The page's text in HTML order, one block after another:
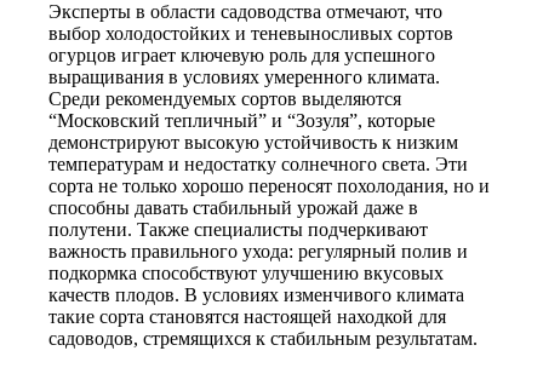
Эксперты в области садоводства отмечают, что
выбор холодостойких и теневыносливых сортов
огурцов играет ключевую роль для успешного
выращивания в условиях умеренного климата.
Среди рекомендуемых сортов выделяются
“Московский тепличный” и “Зозуля”, которые
демонстрируют высокую устойчивость к низким
температурам и недостатку солнечного света. Эти
сорта не только хорошо переносят похолодания, но и
способны давать стабильный урожай даже в
полутени. Также специалисты подчеркивают
важность правильного ухода: регулярный полив и
подкормка способствуют улучшению вкусовых
качеств плодов. В условиях изменчивого климата
такие сорта становятся настоящей находкой для
садоводов, стремящихся к стабильным результатам.